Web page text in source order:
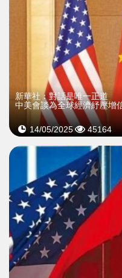
新華社：對話是唯一正道
中美會談為全球經濟紓壓增
14/05/2025 45164